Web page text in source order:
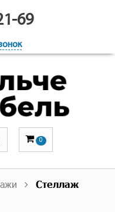
69
0
Стеллаж